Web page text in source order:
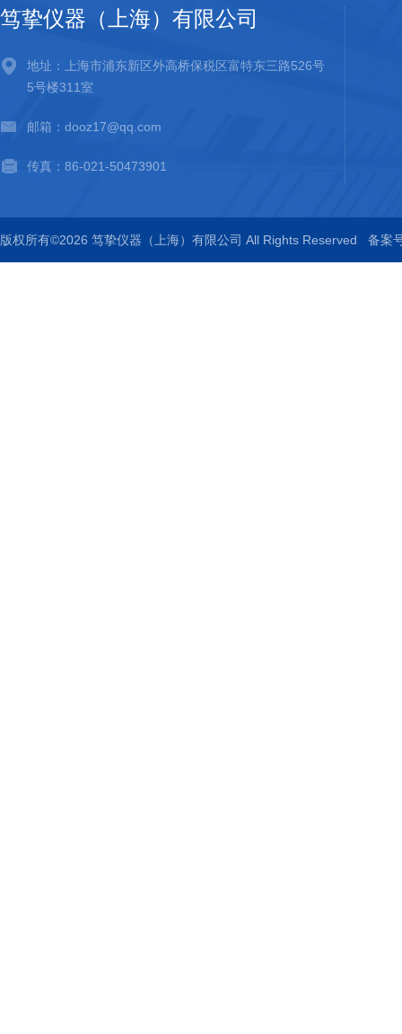
笃挚仪器（上海）有限公司
地址：上海市浦东新区外高桥保税区富特东三路526号
5号楼311室
邮箱：dooz17@qq.com
传真：86-021-50473901
版权所有©2026 笃挚仪器（上海）有限公司 All Rights Reserved 备案